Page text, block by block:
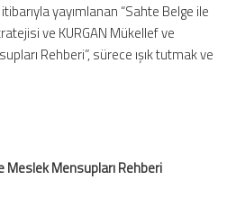
yayımlanan “Sahte Belge ile
ve KURGAN Mükellef ve
Rehberi”, sürece ışık tutmak ve
Meslek Mensupları Rehberi